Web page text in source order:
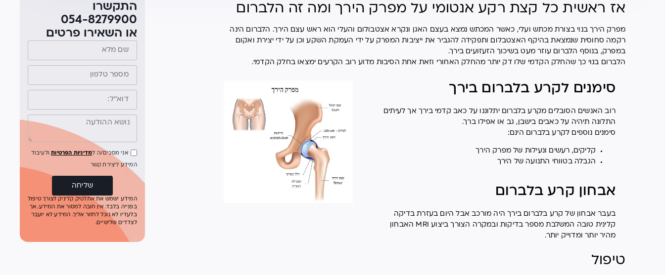
אז ראשית כל קצת רקע אנטומי על מפרק הירך ומה זה הלברום
מפרק הירך בנוי בצורת מכתש ועלי, כאשר המכתש נמצא בעצם האגן ונקרא אצטבולום והעלי הוא ראש עצם הירך. הלברום הינה
רקמה סחוסית שנמצאת בהיקף האצטבלום ותפקידה להגביר את ייציבות המפרק על ידי העמקת השקע וכן על ידי יצירת ואקום
במפרק, בנוסף הלברום עוזר מעט בשיכוך הזעזועים בירך.
הלברום בנוי כך שהחלק הקדמי שלו דק יותר מהחלק האחורי וזאת אחת הסיבות מדוע רוב הקרעים ימצאו בחלק הקדמי.
סימנים לקרע בלברום בירך
רוב האנשים הסובלים מקרע בלברום יתלוננו על כאב קדמי בירך אך לעיתים
התלונה תיהיה על כאבים בישבן, גב או אפילו ברך.
סימנים נוספים לקרע בלברום הינם:
קליקים, רעשים ונעילות של מפרק הירך
הגבלה בטווחי התנועה של הירך
אבחון קרע בלברום
בעבר אבחון של קרע בלברום בירך היה מורכב אבל היום בעזרת בדיקה
קלינית טובה המשלבת מספר בדיקות ובמקרה הצורך ביצוע MRI האבחון
מהיר יותר ומדוייק יותר.
טיפול
התקשרו
054-8279900
או השאירו פרטים
אני מסכים/ה למדיניות הפרטיותולעיבוד
המידע ליצירת קשר
שליחה
המידע ישמש את אתלטיק קליניק לצורך טיפול
בפנייה בלבד. אין חובה למסור את המידע, אך
בלעדיו לא נוכל לחזור אליך. המידע לא יועבר
לצדדים שלישיים.